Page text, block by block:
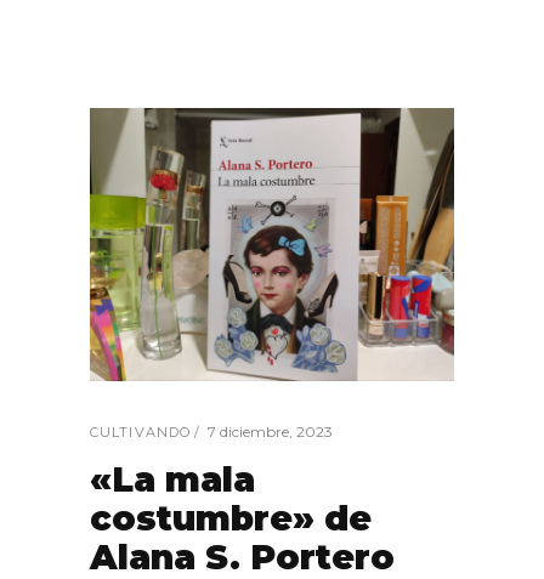
CULTIVANDO 7 diciembre, 2023
«La mala
costumbre» de
Alana S. Portero